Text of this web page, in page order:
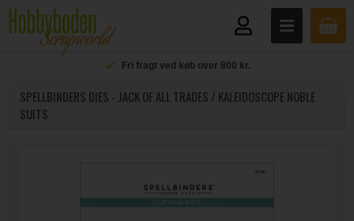
Fri fragt ved køb over 800 kr.
SPELLBINDERS DIES - JACK OF ALL TRADES / KALEIDOSCOPE NOBLE
SUITS